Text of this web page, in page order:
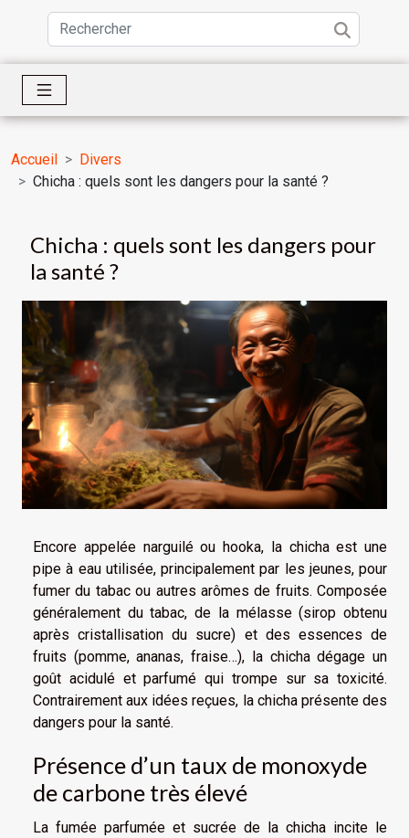
Accueil
Divers
Chicha : quels sont les dangers pour la santé ?
Chicha : quels sont les dangers pour
la santé ?
Encore appelée narguilé ou hooka, la chicha est une
pipe à eau utilisée, principalement par les jeunes, pour
fumer du tabac ou autres arômes de fruits. Composée
généralement du tabac, de la mélasse (sirop obtenu
après cristallisation du sucre) et des essences de
fruits (pomme, ananas, fraise…), la chicha dégage un
goût acidulé et parfumé qui trompe sur sa toxicité.
Contrairement aux idées reçues, la chicha présente des
dangers pour la santé.
Présence d’un taux de monoxyde
de carbone très élevé
La fumée parfumée et sucrée de la chicha incite le